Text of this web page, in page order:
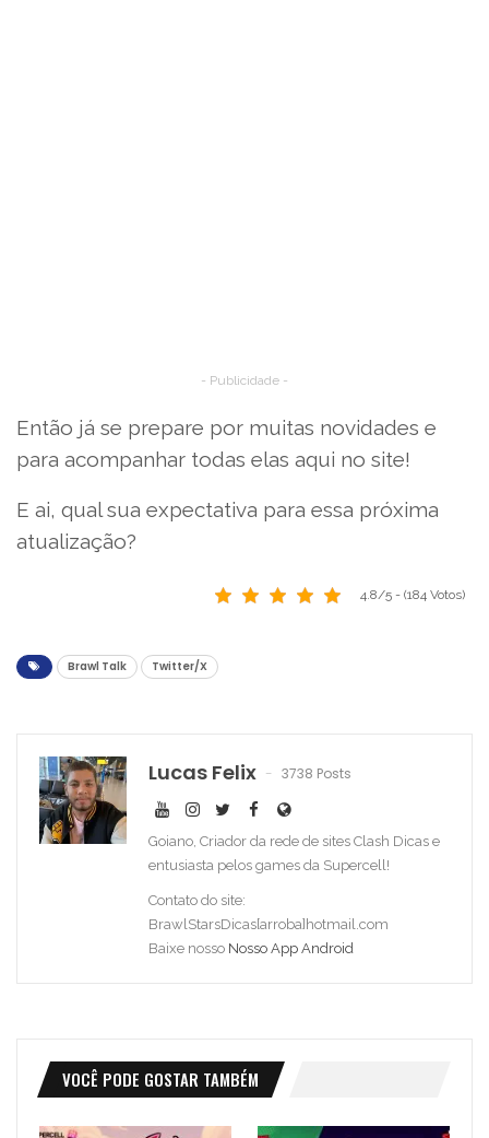
- Publicidade -
Então já se prepare por muitas novidades e
para acompanhar todas elas aqui no site!
E ai, qual sua expectativa para essa próxima
atualização?
4.8/5 - (184 Votos)
Brawl Talk Twitter/X
Lucas Felix 3738 Posts
Goiano, Criador da rede de sites Clash Dicas e
entusiasta pelos games da Supercell!
Contato do site:
BrawlStarsDicas[arroba]hotmail.com
Baixe nosso Nosso App Android
VOCÊ PODE GOSTAR TAMBÉM